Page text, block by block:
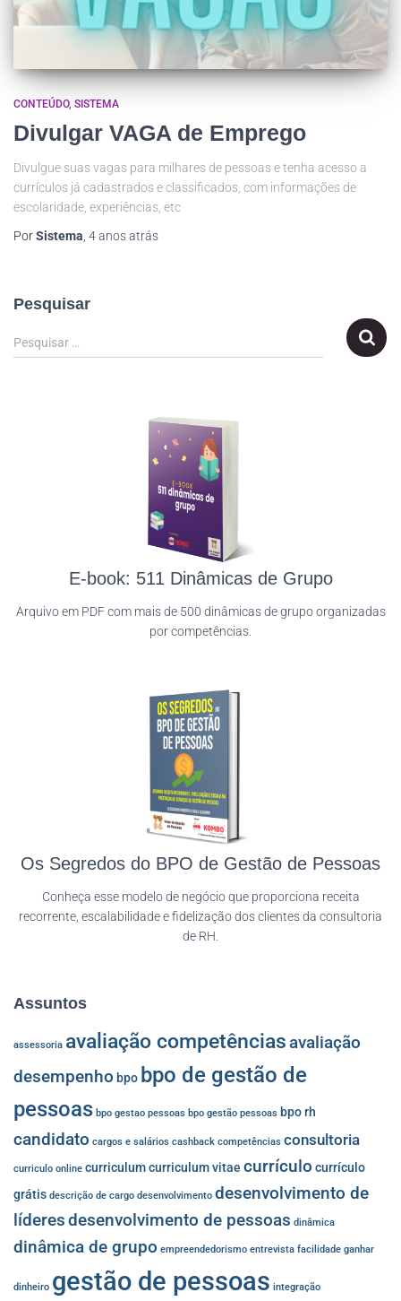
CONTEÚDO SISTEMA
Divulgar VAGA de Emprego
Divulgue suas vagas para milhares de pessoas e tenha acesso a
currículos já cadastrados e classificados, com informações de
escolaridade, experiências, etc
PorSistema 4 anosatrás
Pesquisar
Pesquisar …
E-book: 511 Dinâmicas de Grupo
Arquivo em PDF com mais de 500 dinâmicas de grupo organizadas
por competências.
Os Segredos do BPO de Gestão de Pessoas
Conheça esse modelo de negócio que proporciona receita
recorrente, escalabilidade e fidelização dos clientes da consultoria
de RH.
Assuntos
assessoria avaliação competênciasavaliação
desempenho bpo bpo de gestão de
pessoas bpo gestao pessoas bpo gestão pessoas bpo rh
candidato cargos e salários cashback competências consultoria
curriculo online curriculumcurriculum vitae currículo currículo
grátis descrição de cargo desenvolvimento desenvolvimento de
líderesdesenvolvimento de pessoas dinâmica
dinâmica de grupo empreendedorismo entrevista facilidade ganhar
dinheiro gestão de pessoas integração